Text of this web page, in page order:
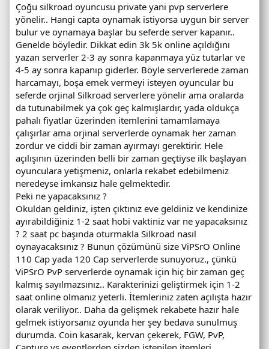
Çoğu silkroad oyuncusu private yani pvp serverlere
yönelir.. Hangi capta oynamak istiyorsa uygun bir server
bulur ve oynamaya başlar bu seferde server kapanır..
Genelde böyledir. Dikkat edin 3k 5k online açıldığını
yazan serverler 2-3 ay sonra kapanmaya yüz tutarlar ve
4-5 ay sonra kapanıp giderler. Böyle serverlerede zaman
harcamayı, boşa emek vermeyi isteyen oyuncular bu
seferde orjinal Silkroad serverlere yönelir ama oralarda
da tutunabilmek ya çok geç kalmışlardır, yada oldukça
pahalı fiyatlar üzerinden itemlerini tamamlamaya
çalışırlar ama orjinal serverlerde oynamak her zaman
zordur ve ciddi bir zaman ayırmayı gerektirir. Hele
açılışının üzerinden belli bir zaman geçtiyse ilk başlayan
oyunculara yetişmeniz, onlarla rekabet edebilmeniz
neredeyse imkansız hale gelmektedir.
Peki ne yapacaksınız ?
Okuldan geldiniz, işten çıktınız eve geldiniz ve kendinize
ayırabildiğiniz 1-2 saat hobi vaktiniz var ne yapacaksınız
? 2 saat pc başında oturmakla Silkroad nasıl
oynayacaksınız ? Bunun çözümünü size ViPSrO Online
110 Cap yada 120 Cap serverlerde sunuyoruz., çünkü
ViPSrO PvP serverlerde oynamak için hiç bir zaman geç
kalmış sayılmazsınız.. Karakterinizi geliştirmek için 1-2
saat online olmanız yeterli. İtemleriniz zaten açılışta hazır
olarak veriliyor.. Daha da gelişmek rekabete hazır hale
gelmek istiyorsanız oyunda her şey bedava sunulmuş
durumda. Coin kasarak, kervan çekerek, FGW, PvP,